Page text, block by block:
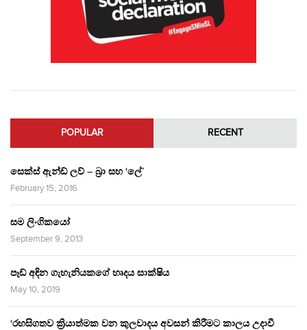
POPULAR RECENT
සෙක්ස් ඇන්ඩ් ලව් – බ්‍රා සහ ‘ලේ’
February 15, 2016
සම ලිංගිකයෝ
September 9, 2013
පෑඩ් අඳින ගැහැනියකගේ හෘදය සාක්ෂිය
May 10, 2019
‘රහසිගතව ක්‍රියාත්මක වන කුලවාදය අවසන් කිරීමට කාලය උදාවී